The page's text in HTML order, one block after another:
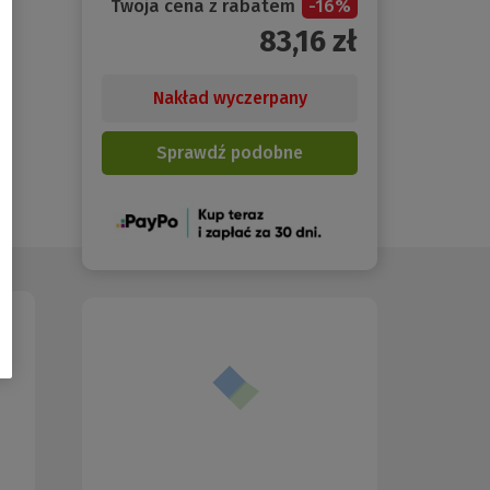
Twoja cena z rabatem -16%
83,16zł
Nakład wyczerpany
Sprawdź podobne
(Nowe